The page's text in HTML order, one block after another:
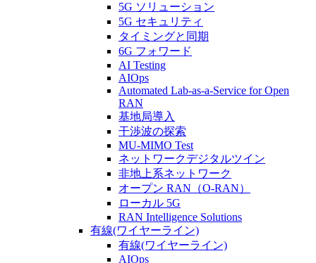
5G ソリューション
5G セキュリティ
タイミングと同期
6G フォワード
AI Testing
AIOps
Automated Lab-as-a-Service for Open
RAN
基地局導入
干渉波の探索
MU-MIMO Test
ネットワークデジタルツイン
非地上系ネットワーク
オープン RAN（O-RAN）
ローカル 5G
RAN Intelligence Solutions
有線(ワイヤーライン)
有線(ワイヤーライン)
AIOps